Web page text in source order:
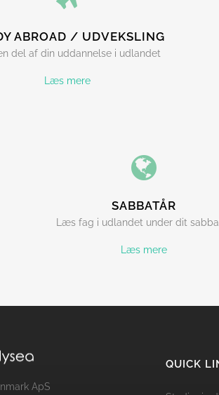
ABROAD / UDVEKSLING
del af din uddannelse i udlandet
Læs mere
SABBATÅR
Læs fag i udlandet under dit
Læs mere
ApS
QUICK